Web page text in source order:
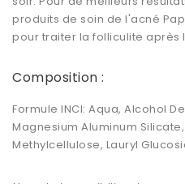
produits de soin de l'acné
pour traiter la folliculite après
Composition :
Formule INCI: Aqua, Alcohol
Magnesium Aluminum
Methylcellulose, Lauryl